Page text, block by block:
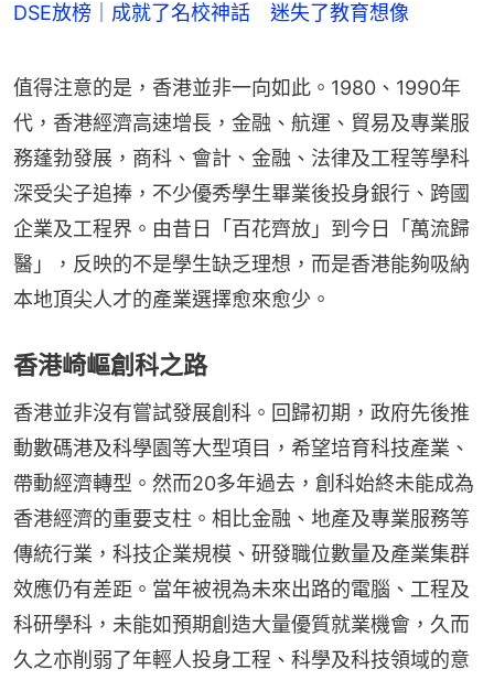
DSE放榜｜成就了名校神話 迷失了教育想像
值得注意的是，香港並非一向如此。1980、1990年
代，香港經濟高速增長，金融、航運、貿易及專業服
務蓬勃發展，商科、會計、金融、法律及工程等學科
深受尖子追捧，不少優秀學生畢業後投身銀行、跨國
企業及工程界。由昔日「百花齊放」到今日「萬流歸
醫」，反映的不是學生缺乏理想，而是香港能夠吸納
本地頂尖人才的產業選擇愈來愈少。
香港崎嶇創科之路
香港並非沒有嘗試發展創科。回歸初期，政府先後推
動數碼港及科學園等大型項目，希望培育科技產業、
帶動經濟轉型。然而20多年過去，創科始終未能成為
香港經濟的重要支柱。相比金融、地產及專業服務等
傳統行業，科技企業規模、研發職位數量及產業集群
效應仍有差距。當年被視為未來出路的電腦、工程及
科研學科，未能如預期創造大量優質就業機會，久而
久之亦削弱了年輕人投身工程、科學及科技領域的意